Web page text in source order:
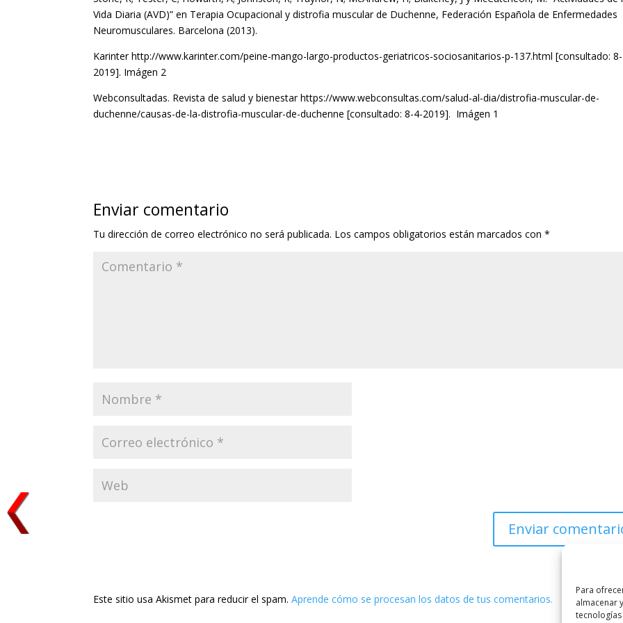
Para
almacenar
Vida Diaria (AVD)” en Terapia Ocupacional y distrofia muscular de Duchenne, Federación Española de Enfermedades
Neuromusculares. Barcelona (2013).
Karinter http://www.karinter.com/peine-mango-largo-productos-geriatricos-sociosanitarios-p-137.html [consultado:
2019]. Imágen 2
Webconsultadas. Revista de salud y bienestar https://www.webconsultas.com/salud-al-dia/distrofia-muscular-de-
duchenne/causas-de-la-distrofia-muscular-de-duchenne [consultado: 8-4-2019]. Imágen 1
Enviar comentario
Tu dirección de correo electrónico no será publicada. Los campos obligatorios están marcados con*
Este sitio usa Akismet para reducir el spam.Aprende cómo se procesan los datos de tus comentarios.